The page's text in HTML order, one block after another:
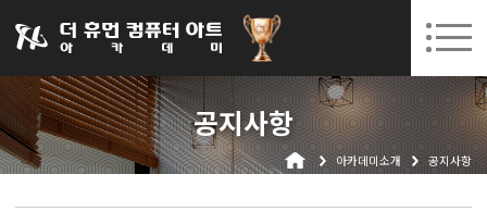
031-252-7277 수원캠퍼스 개강 08. 12.(수)
회원가입 고객센터
공지사항
아카데미소개 공지사항
아카데미소개
인사말
시설안내